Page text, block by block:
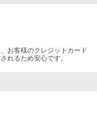
お客様のクレジットカード
れるため安心です。